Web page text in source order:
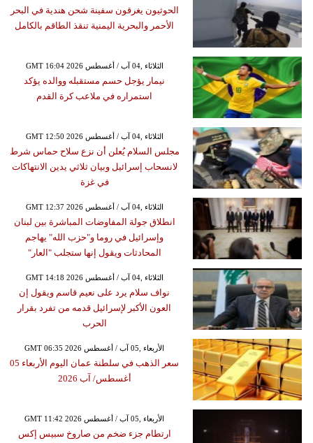
الحوثيون يغرقون سفينة شحن هندية في البحر
الأحمر والبحرية اليمنية تنقذ الطاقم بالكامل
GMT 16:04 2026 الثلاثاء ,04 آب / أغسطس
نيمار يؤجل حسم مستقبله ووالده يؤكد
استمراره في ملاعب كرة القدم
GMT 12:50 2026 الثلاثاء ,04 آب / أغسطس
مجلس السلام يُعلن أن نزع سلاح حماس شرط
لانسحاب إسرائيل وبيان ثلاثي يدين الانتهاكات
في غزة
GMT 12:37 2026 الثلاثاء ,04 آب / أغسطس
انطلاق جولة المفاوضات المباشرة بين لبنان
وإسرائيل في روما و"حزب الله" يهاجم
المحادثات ويقول إنها ستجلب "العار"
GMT 14:18 2026 الثلاثاء ,04 آب / أغسطس
نواف سلام يرد على نعيم قاسم ويقول إن
العون الأكبر لإسرائيل قدمه من تفرد بقرار
الحرب
GMT 06:35 2026 الأربعاء ,05 آب / أغسطس
سعر الذهب في سلطنة عمان اليوم الأربعاء 05
أغسطس/ آب 2026
GMT 11:42 2026 الأربعاء ,05 آب / أغسطس
ارتطام جزء ضخم من صاروخ سبيس إكس